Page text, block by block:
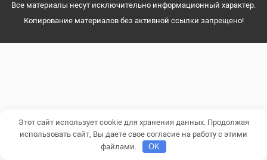
Все материалы несут исключительно информационный характер.
Копирование материалов без активной ссылки запрещено!
Этот сайт использует cookie для хранения данных. Продолжая
использовать сайт, Вы даете свое согласие на работу с этими
файлами.
OK